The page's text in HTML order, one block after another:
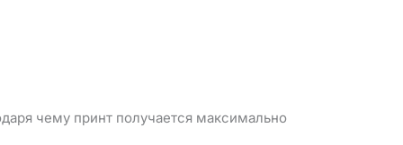
чему принт получается максимально